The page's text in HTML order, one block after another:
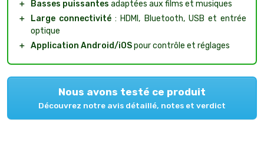
＋
Basses puissantes adaptées aux films et musiques
＋
Large connectivité : HDMI, Bluetooth, USB et entrée
optique
＋ Application Android/iOSpour contrôle et réglages
Nous avons testé ce produit
Découvrez notre avis détaillé, notes et verdict